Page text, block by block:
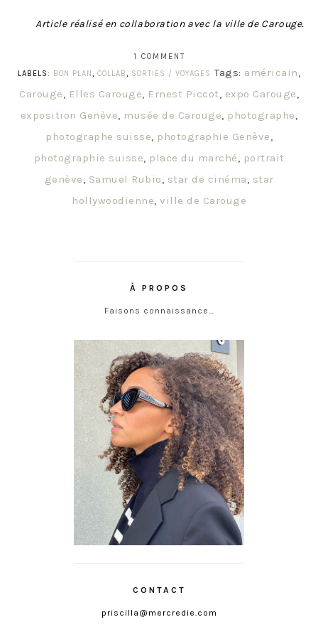
Article réalisé en collaboration avec la ville de Carouge.
1 COMMENT
LABELS: BON PLAN, COLLAB, SORTIES / VOYAGES Tags: américain,
Carouge, Elles Carouge, Ernest Piccot, expo Carouge,
exposition Genève, musée de Carouge, photographe,
photographe suisse, photographie Genève,
photographie suisse, place du marché, portrait
genève, Samuel Rubio, star de cinéma, star
hollywoodienne, ville de Carouge
À PROPOS
Faisons connaissance…
CONTACT
priscilla@mercredie.com